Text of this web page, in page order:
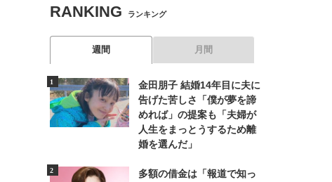
RANKING ランキング
週間 月間
金田朋子 結婚14年目に夫に
告げた苦しさ「僕が夢を諦
めれば」の提案も「夫婦が
人生をまっとうするため離
婚を選んだ」
多額の借金は「報道で知っ